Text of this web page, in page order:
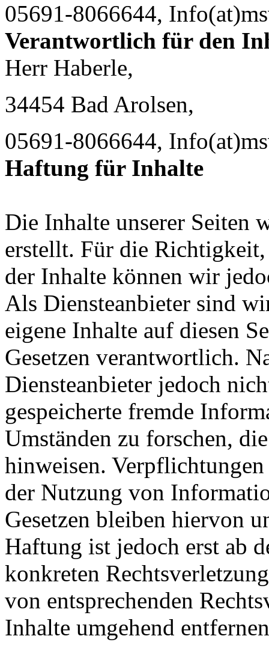
05691-8066644,
Verantwortlich für den
Herr Haberle,
34454 Bad Arolsen,
05691-8066644,
Haftung für Inhalte
Die Inhalte unserer Seiten
erstellt. Für die
der Inhalte können wir
Als Diensteanbieter sind
eigene Inhalte auf diesen
Gesetzen verantwortlich.
Diensteanbieter jedoch
gespeicherte fremde
Umständen zu forschen,
hinweisen.
der Nutzung von
Gesetzen bleiben hiervon
Haftung ist jedoch erst ab
konkreten
von entsprechenden
Inhalte umgehend